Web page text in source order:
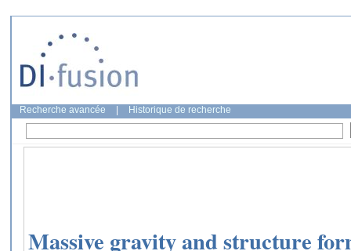
Recherche avancée Historique de recherche
Massive gravity and structure